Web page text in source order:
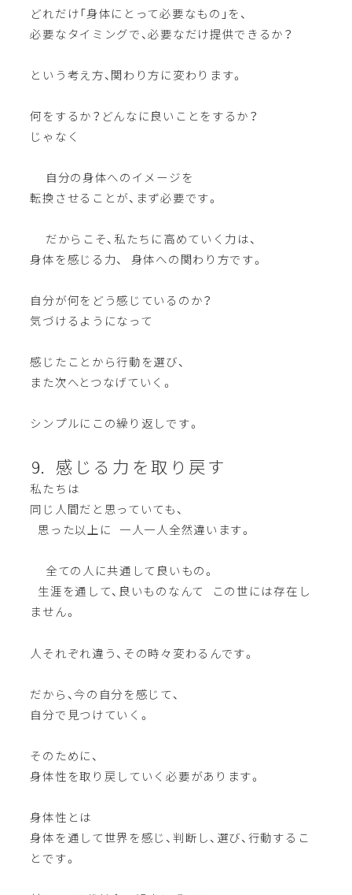
どれだけ「身体にとって必要なもの」を、
必要なタイミングで、必要なだけ提供できるか？
という考え方、関わり方に変わります。
何をするか？どんなに良いことをするか？
じゃなく
自分の身体へのイメージを
転換させることが、まず必要です。
だからこそ、私たちに高めていく力は、
身体を感じる力、 身体への関わり方です。
自分が何をどう感じているのか？
気づけるようになって
感じたことから行動を選び、
また次へとつなげていく。
シンプルにこの繰り返しです。
⒐ 感じる力を取り戻す
私たちは
同じ人間だと思っていても、
思った以上に 一人一人全然違います。
全ての人に共通して良いもの。
生涯を通して、良いものなんて この世には存在し
ません。
人それぞれ違う、その時々変わるんです。
だから、今の自分を感じて、
自分で見つけていく。
そのために、
身体性を取り戻していく必要があります。
身体性とは
身体を通して世界を感じ、判断し、選び、行動するこ
とです。